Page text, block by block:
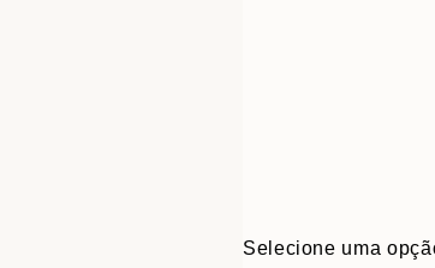
Selecione uma